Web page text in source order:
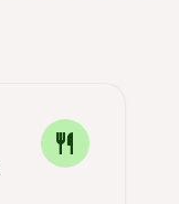
restaurant